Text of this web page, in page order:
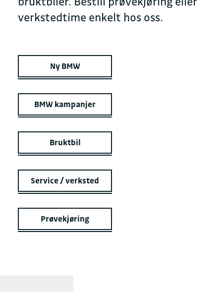
verkstedtime enkelt hos oss.
Ny BMW
BMW kampanjer
Bruktbil
Service / verksted
Prøvekjøring